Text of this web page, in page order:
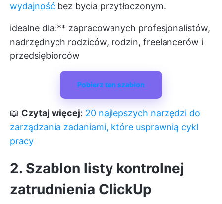
wydajność bez bycia przytłoczonym.
idealne dla:** zapracowanych profesjonalistów,
nadrzędnych rodziców, rodzin, freelancerów i
przedsiębiorców
Pobierz ten szablon
📖 Czytaj więcej: 20 najlepszych narzędzi do
zarządzania zadaniami, które usprawnią cykl
pracy
2. Szablon listy kontrolnej
zatrudnienia ClickUp